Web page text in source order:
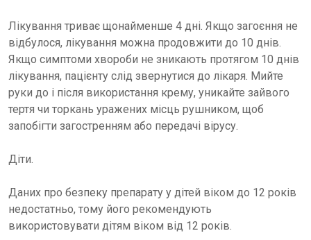
Лікування триває щонайменше 4 дні. Якщо загоєння не
відбулося, лікування можна продовжити до 10 днів.
Якщо симптоми хвороби не зникають протягом 10 днів
лікування, пацієнту слід звернутися до лікаря. Мийте
руки до і після використання крему, уникайте зайвого
тертя чи торкань уражених місць рушником, щоб
запобігти загостренням або передачі вірусу.
Діти.
Даних про безпеку препарату у дітей віком до 12 років
недостатньо, тому його рекомендують
використовувати дітям віком від 12 років.